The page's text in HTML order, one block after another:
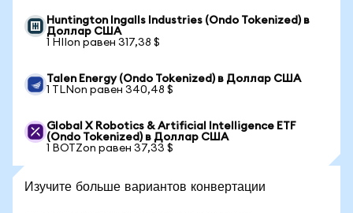
Huntington Ingalls Industries (Ondo Tokenized) в
Доллар США
1 HIIon равен 317,38 $
Talen Energy (Ondo Tokenized) в Доллар США
1 TLNon равен 340,48 $
Global X Robotics & Artificial Intelligence ETF
(Ondo Tokenized) в Доллар США
1 BOTZon равен 37,33 $
Изучите больше вариантов конвертации